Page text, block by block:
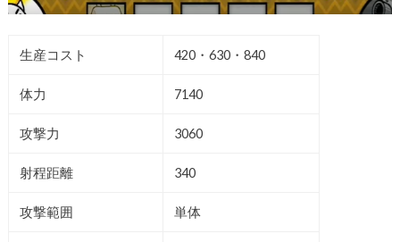
生産コスト 420・630・840
体力 7140
攻撃力 3060
射程距離 340
攻撃範囲 単体